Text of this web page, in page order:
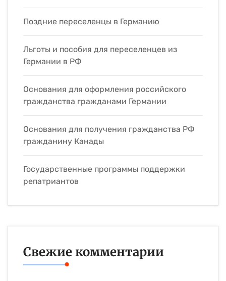
Поздние переселенцы в Германию
Льготы и пособия для переселенцев из
Германии в РФ
Основания для оформления российского
гражданства гражданами Германии
Основания для получения гражданства РФ
гражданину Канады
Государственные программы поддержки
репатриантов
Свежие комментарии